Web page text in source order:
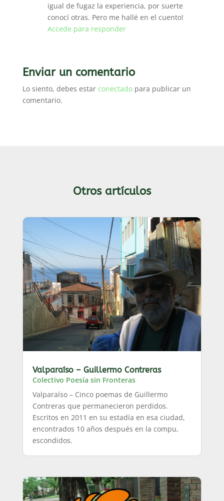
igual de fugaz la experiencia, por suerte
conocí otras. Pero me hallé en el cuento!
Accede para responder
Enviar un comentario
Lo siento, debes estar conectadopara publicar un
comentario.
Otros artículos
Valparaíso – Guillermo Contreras
Colectivo Poesía sin Fronteras
Valparaíso – Cinco poemas de Guillermo
Contreras que permanecieron perdidos.
Escritos en 2011 en su estadía en esa ciudad,
encontrados 10 años después en la compu,
escondidos.